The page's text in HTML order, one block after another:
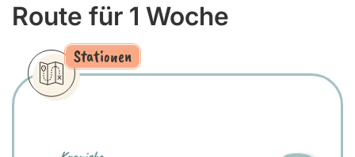
Route für 1 Woche
Stationen